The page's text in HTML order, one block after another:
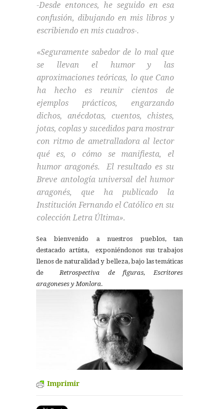
-Desde entonces, he seguido en esa
confusión, dibujando en mis libros y
escribiendo en mis cuadros-.
«Seguramente sabedor de lo mal que
se llevan el humor y las
aproximaciones teóricas, lo que Cano
ha hecho es reunir cientos de
ejemplos prácticos, engarzando
dichos, anécdotas, cuentos, chistes,
jotas, coplas y sucedidos para mostrar
con ritmo de ametralladora al lector
qué es, o cómo se manifiesta, el
humor aragonés. El resultado es su
Breve antología universal del humor
aragonés, que ha publicado la
Institución Fernando el Católico en su
colección Letra Última».
Sea bienvenido a nuestros pueblos, tan
destacado artísta, exponiéndonos sus trabajos
llenos de naturalidad y belleza, bajo las temáticas
deRetrospectiva de figuras, Escritores
aragoneses y Monlora.
Imprimir